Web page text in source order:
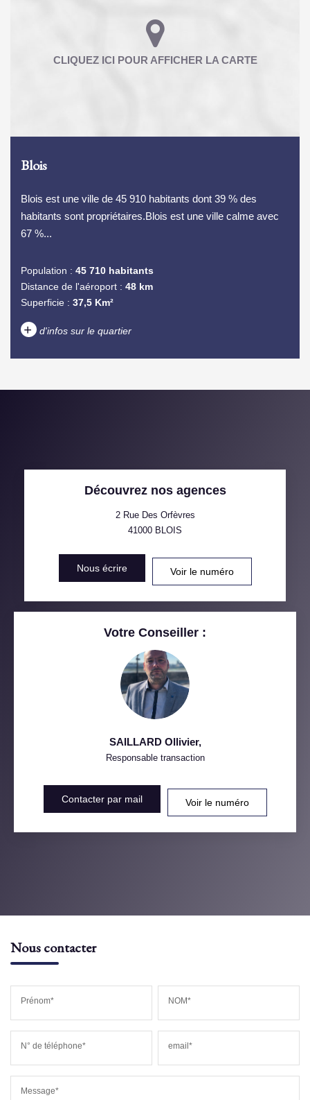
Blois
Blois est une ville de 45 910 habitants dont 39 % des
habitants sont propriétaires.Blois est une ville calme avec
67 %...
Population : 45 710 habitants
Distance de l'aéroport : 48 km
Superficie : 37,5 Km²
+ d'infos sur le quartier
PART DES MÉNAGES SANS
VOITURE
ECOLES ET CRÈCHES
Découvrez nos agences
2 Rue Des Orfèvres
41000 BLOIS
Nous écrire Voir le numéro
Votre Conseiller :
SAILLARD Ollivier,
Responsable transaction
Contacter par mail Voir le numéro
Nous contacter
Prénom* NOM*
N° de téléphone* email*
Message*